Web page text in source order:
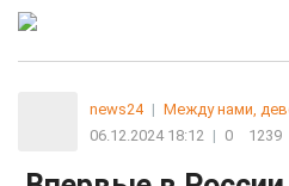
news24 | Между нами,
06.12.2024 18:12 | 0 1239